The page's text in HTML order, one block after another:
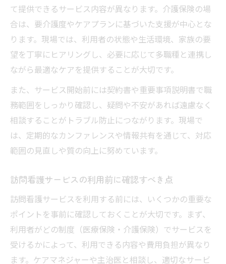
て提供できるサービス内容が異なります。介護保険の場
合は、要介護度やケアプランに基づいた支援が中心とな
ります。現場では、利用者の状態や生活環境、家族の要
望を丁寧にヒアリングし、必要に応じて多職種と連携し
ながら最適なケアを提供することが大切です。
また、サービス開始前には契約書や重要事項説明書で職
務範囲をしっかり確認し、疑問や不安があれば遠慮なく
相談することがトラブル防止につながります。現場で
は、定期的なカンファレンスや情報共有を通じて、対応
範囲の見直しや質の向上に努めています。
訪問看護サービスの利用前に確認すべき点
訪問看護サービスを利用する前には、いくつかの重要な
ポイントを事前に確認しておくことが大切です。まず、
利用者がどの制度（医療保険・介護保険）でサービスを
受けるかによって、利用できる内容や費用負担が異なり
ます。ケアマネジャーや主治医と相談し、適切なサービ